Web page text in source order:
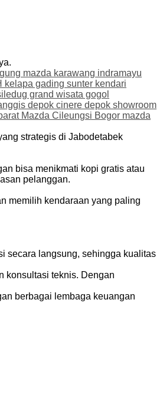
strategis di Jabodetabek
bisa menikmati kopi gratis atau
pelanggan.
memilih kendaraan yang paling
secara langsung, sehingga kualitas
konsultasi teknis. Dengan
berbagai lembaga keuangan